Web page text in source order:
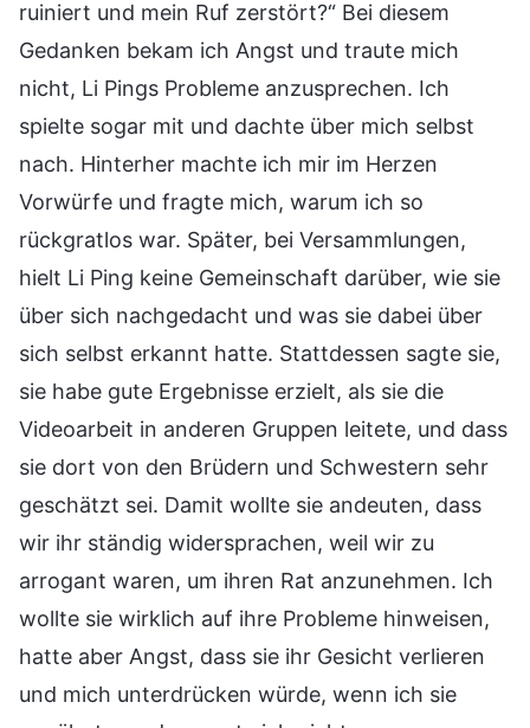
ruiniert und mein Ruf zerstört?“ Bei diesem
Gedanken bekam ich Angst und traute mich
nicht, Li Pings Probleme anzusprechen. Ich
spielte sogar mit und dachte über mich selbst
nach. Hinterher machte ich mir im Herzen
Vorwürfe und fragte mich, warum ich so
rückgratlos war. Später, bei Versammlungen,
hielt Li Ping keine Gemeinschaft darüber, wie sie
über sich nachgedacht und was sie dabei über
sich selbst erkannt hatte. Stattdessen sagte sie,
sie habe gute Ergebnisse erzielt, als sie die
Videoarbeit in anderen Gruppen leitete, und dass
sie dort von den Brüdern und Schwestern sehr
geschätzt sei. Damit wollte sie andeuten, dass
wir ihr ständig widersprachen, weil wir zu
arrogant waren, um ihren Rat anzunehmen. Ich
wollte sie wirklich auf ihre Probleme hinweisen,
hatte aber Angst, dass sie ihr Gesicht verlieren
und mich unterdrücken würde, wenn ich sie